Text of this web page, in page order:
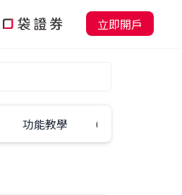
立即開戶
功能教學 60秒學一招